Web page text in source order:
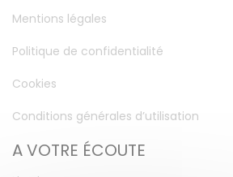
Mentions légales
Politique de confidentialité
Cookies
Conditions générales d’utilisation
A VOTRE ÉCOUTE